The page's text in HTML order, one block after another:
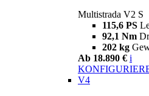
Multistrada V2 S
115,6 PS
92,1 Nm
202 kg
Ab 18.890 € i
V4